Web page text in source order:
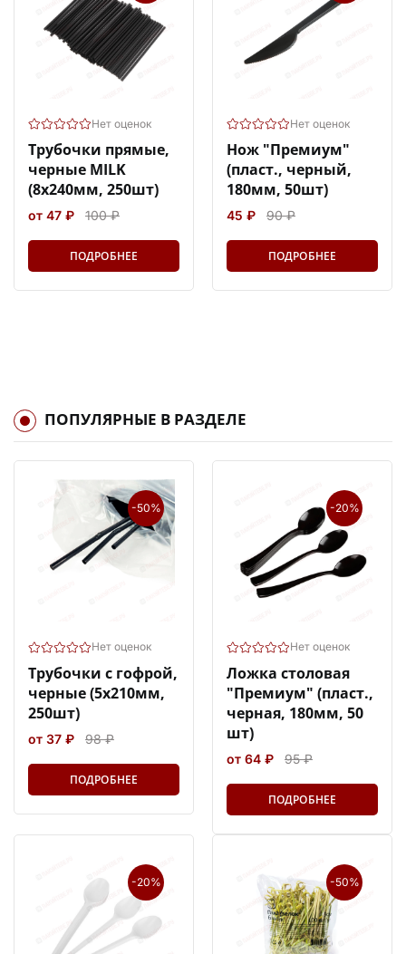
Нет оценок
Трубочки прямые,
черные MILK
(8х240мм, 250шт)
от 47 ₽ 100 ₽
ПОДРОБНЕЕ
Нет оценок
Нож "Премиум"
(пласт., черный,
180мм, 50шт)
45 ₽ 90 ₽
ПОДРОБНЕЕ
ПОПУЛЯРНЫЕ В РАЗДЕЛЕ
-50%
Нет оценок
Трубочки с гофрой,
черные (5х210мм,
250шт)
от 37 ₽ 98 ₽
ПОДРОБНЕЕ
-20%
Нет оценок
Ложка столовая
"Премиум" (пласт.,
черная, 180мм, 50
шт)
от 64 ₽ 95 ₽
ПОДРОБНЕЕ
-20% -50%